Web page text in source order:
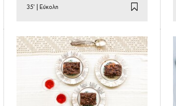
35' | Εύκολη